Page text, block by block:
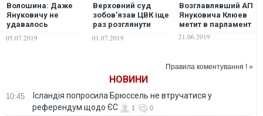
Волошина: Даже
Януковичу не
удавалось
настроить против
05.07.2019
Верховний суд
зобов’язав ЦВК іще
раз розглянути
одіозного Клюєва
01.07.2019
Возглавлявший АП
Януковича Клюев
метит в парламент
21.06.2019
Правила коментування ! »
НОВИНИ
10:45
Ісландія попросила Брюссель не втручатися у
референдум щодо ЄС
1 0